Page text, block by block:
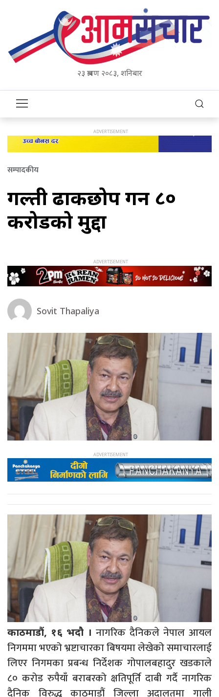
२३ श्रावण २०८३, शनिबार
सम्पादकीय
गल्ती ढाकछोप गर्न ८०
करोडको मुद्दा
Sovit Thapaliya
काठमाडौं, १६ भदौ । नागरिक दैनिकले नेपाल आयल
निगममा भएको भ्रष्टाचारका बिषयमा लेखेको समाचारलाई
लिएर निगमका प्रबन्ध निर्देशक गोपालबहादुर खडकाले
८० करोड रुपैयाँ बराबरको क्षतिपूर्ति दाबी गर्दै नागरिक
दैनिक विरुद्ध काठमाडौं जिल्ला अदालतमा गाली